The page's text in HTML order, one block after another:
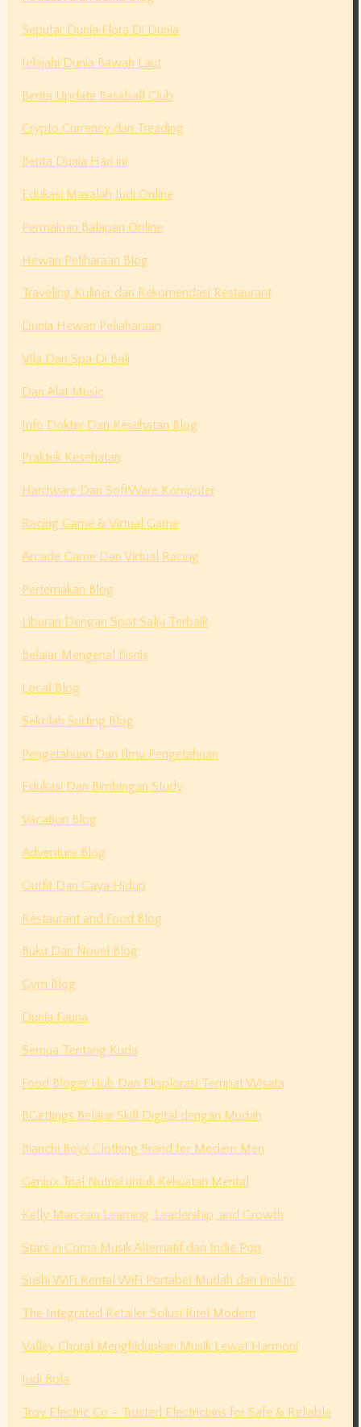
Seputar Dunia Flora Di Dunia
Jelajahi Dunia Bawah Laut
Berita Update Baseball Club
Crypto Currency dan Treading
Berita Dunia Hari ini
Edukasi Masalah Judi Online
Permainan Balapan Online
Hewan Peliharaan Blog
Traveling Kuliner dan Rekomendasi Restaurant
Dunia Hewan Peliaharaan
Vila Dan Spa Di Bali
Dan Alat Music
Info Dokter Dan Kesehatan Blog
Praktek Kesehatan
Hardware Dan SoftWare Komputer
Racing Game & Virtual Game
Arcade Game Dan Virtual Racing
Perternakan Blog
Liburan Dengan Spot Salju Terbaik
Belajar Mengenal Bisnis
Local Blog
Sekolah Surfing Blog
Pengetahuan Dan Ilmu Pengetahuan
Edukasi Dan Bimbingan Study
Vacation Blog
Adventure Blog
Outfit Dan Gaya Hidup
Restaurant and Food Blog
Buku Dan Novel Blog
Gym Blog
Dunia Fauna
Semua Tentang Kuda
Food Bloger Hub Dan Eksplorasi Tempat Wisata
BGettings Belajar Skill Digital dengan Mudah
Bianchi Boys Clothing Brand for Modern Men
Geniux Trial Nutrisi untuk Kekuatan Mental
Kelly Marceau Learning, Leadership, and Growth
Stars in Coma Musik Alternatif dan Indie Pop
Sushi WiFi Rental WiFi Portabel Mudah dan Praktis
The Integrated Retailer Solusi Ritel Modern
Valley Choral Menghidupkan Musik Lewat Harmoni
Judi Bola
Troy Electric Co – Trusted Electricians for Safe & Reliable